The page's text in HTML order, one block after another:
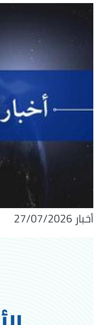
أخبار 27/07/2026